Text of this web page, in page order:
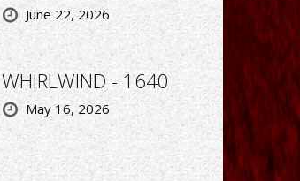
June 22, 2026
WHIRLWIND - 1640
May 16, 2026